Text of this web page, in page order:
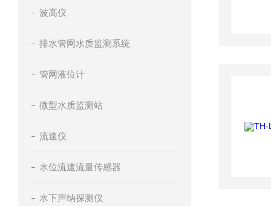
波高仪
排水管网水质监测系统
管网液位计
微型水质监测站
流速仪
水位流速流量传感器
水下声纳探测仪